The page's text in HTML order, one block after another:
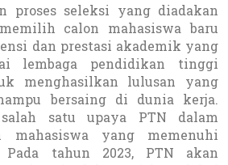
proses seleksi yang diadakan
calon mahasiswa baru
dan prestasi akademik yang
lembaga pendidikan tinggi
menghasilkan lulusan yang
bersaing di dunia kerja.
satu upaya PTN dalam
mahasiswa yang memenuhi
tahun 2023, PTN akan